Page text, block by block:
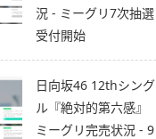
況 - ミーグリ7次抽選
受付開始
日向坂46 12thシング
ル『絶対的第六感』
ミーグリ完売状況 - 9